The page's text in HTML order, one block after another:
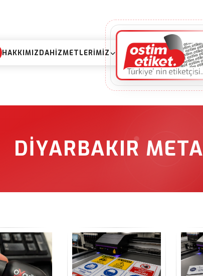
HAKKIMIZDAHIZMETLERIMIZ
DIYARBAKIR